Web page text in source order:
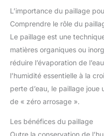
L’importance du paillage
Comprendre le rôle du
Le paillage est une
matières organiques ou
réduire l’évaporation de
l’humidité essentielle à la
perte d’eau, le paillage
de « zéro arrosage ».
Les bénéfices du paillage
Outre la conservation de